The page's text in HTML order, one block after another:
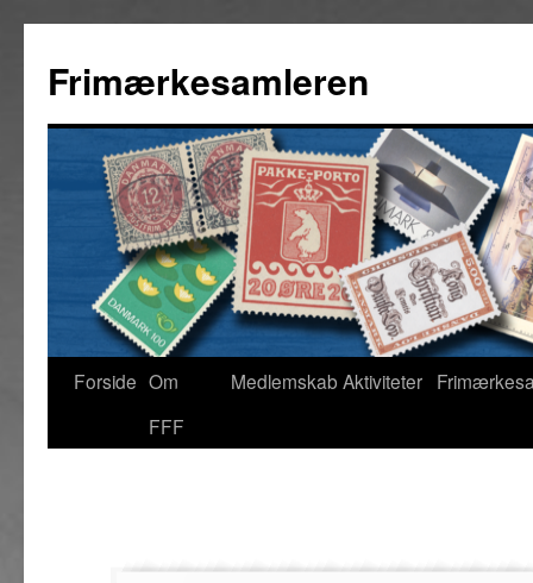
indhold
Frimærkesamleren
Forside Om
FFF
Medlemskab Aktiviteter